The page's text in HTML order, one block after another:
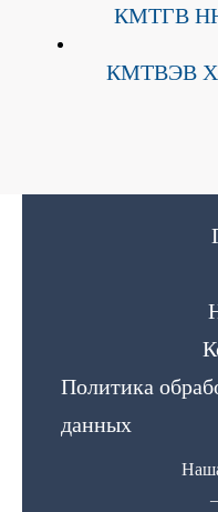
КМТГВ
КМТВЭВ
Политика
данных